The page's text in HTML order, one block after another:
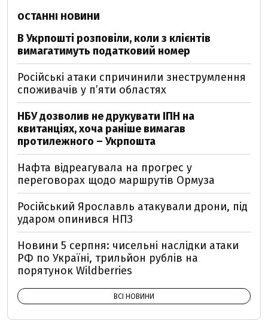
ОСТАННІ НОВИНИ
В Укрпошті розповіли, коли з клієнтів
вимагатимуть податковий номер
Російські атаки спричинили знеструмлення
споживачів у п’яти областях
НБУ дозволив не друкувати ІПН на
квитанціях, хоча раніше вимагав
протилежного – Укрпошта
Нафта відреагувала на прогрес у
переговорах щодо маршрутів Ормуза
Російський Ярославль атакували дрони, під
ударом опинився НПЗ
Новини 5 серпня: чисельні наслідки атаки
РФ по Україні, трильйон рублів на
порятунок Wildberries
ВСІ НОВИНИ